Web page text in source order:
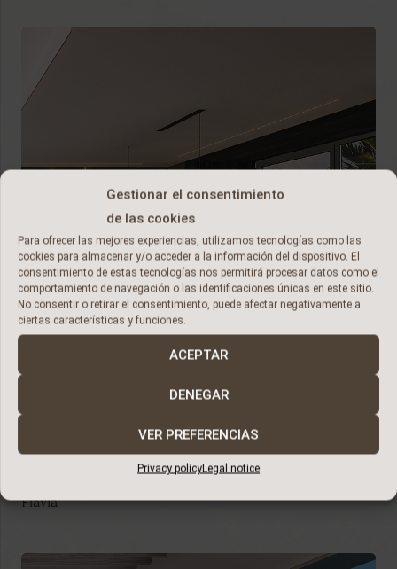
Gestionar el consentimiento
de las cookies
Para ofrecer las mejores experiencias, utilizamos tecnologías como las
cookies para almacenar y/o acceder a la información del dispositivo. El
consentimiento de estas tecnologías nos permitirá procesar datos como el
comportamiento de navegación o las identificaciones únicas en este sitio.
No consentir o retirar el consentimiento, puede afectar negativamente a
ciertas características y funciones.
ACEPTAR
DENEGAR
VER PREFERENCIAS
Privacy policyLegal notice
Flavia